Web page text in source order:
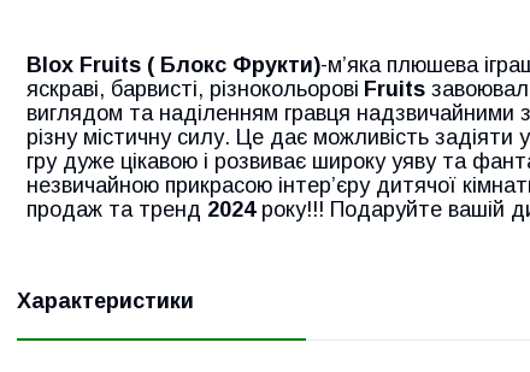
Blox Fruits ( Блокс Фрукти)-м’яка плюшева
яскраві, барвисті, різнокольорові Fruits
виглядом та наділенням гравця надзвичайними
різну містичну силу. Це дає можливість задіяти
гру дуже цікавою і розвиває широку уяву та
незвичайною прикрасою інтер’єру дитячої
продаж та тренд 2024року!!! Подаруйте вашій
Характеристики